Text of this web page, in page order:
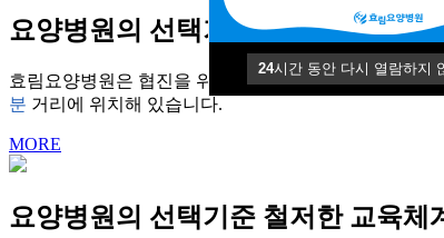
24시간 동안 다시 열람하지
요양병원의 선택기준환자들은 위급
효림요양병원은 협진을 위한 도심 속 최적의 장소에 위
분 거리에 위치해 있습니다.
MORE
요양병원의 선택기준 철저한 교육체